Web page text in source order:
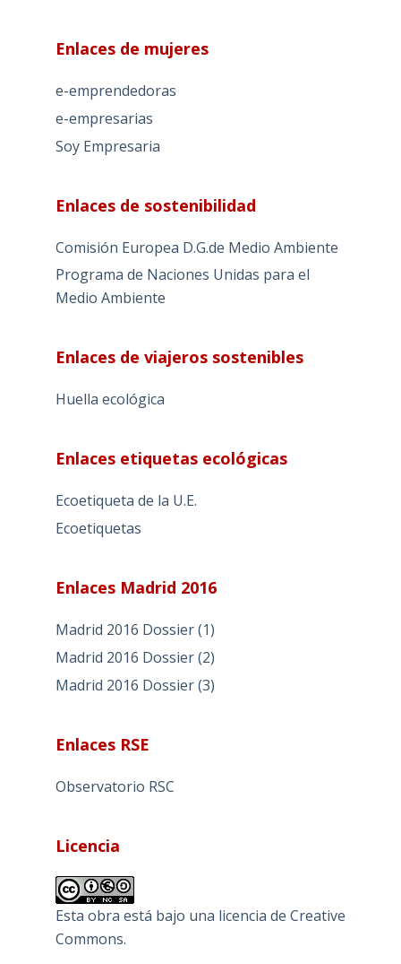
Enlaces de mujeres
e-emprendedoras
e-empresarias
Soy Empresaria
Enlaces de sostenibilidad
Comisión Europea D.G.de Medio Ambiente
Programa de Naciones Unidas para el
Medio Ambiente
Enlaces de viajeros sostenibles
Huella ecológica
Enlaces etiquetas ecológicas
Ecoetiqueta de la U.E.
Ecoetiquetas
Enlaces Madrid 2016
Madrid 2016 Dossier (1)
Madrid 2016 Dossier (2)
Madrid 2016 Dossier (3)
Enlaces RSE
Observatorio RSC
Licencia
Esta obra está bajo una licencia de Creative
Commons.